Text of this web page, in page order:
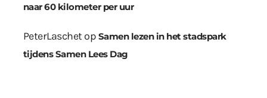
naar 60 kilometer per uur
PeterLaschetop Samen lezen in het stadspark
tijdens Samen Lees Dag